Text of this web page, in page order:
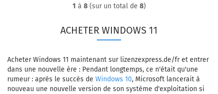
1 à 8(sur un total de 8)
ACHETER WINDOWS 11
Acheter Windows 11 maintenant sur lizenzexpress.de/fr et entrer
dans une nouvelle ère : Pendant longtemps, ce n'était qu'une
rumeur : après le succès de Windows 10, Microsoft lancerait à
nouveau une nouvelle version de son système d'exploitation si